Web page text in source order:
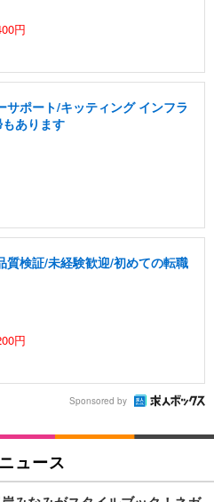
円
サポート/キッティング インフラ
あります
質検証/未経験歓迎/初めての転職
円
Sponsored by
ュース